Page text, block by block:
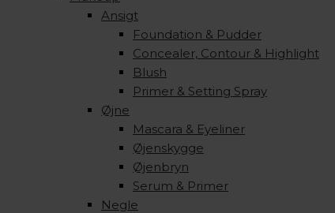
Ansigt
Foundation & Pudder
Concealer, Contour & Highlight
Blush
Primer & Setting Spray
Øjne
Mascara & Eyeliner
Øjenskygge
Øjenbryn
Serum & Primer
Negle